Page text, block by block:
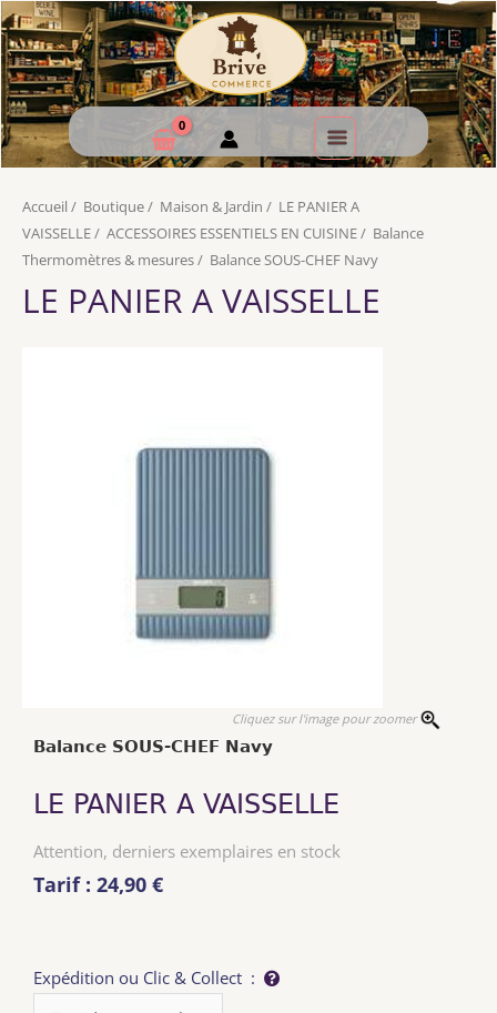
Accueil / Boutique/ Maison & Jardin / LE PANIER A
VAISSELLE/ ACCESSOIRES ESSENTIELS EN CUISINE/ Balance
Thermomètres & mesures/ Balance SOUS-CHEF Navy
LE PANIER A VAISSELLE
Cliquez sur l'image pour zoomer
Balance SOUS-CHEF Navy
LE PANIER A VAISSELLE
Attention, derniers exemplaires en stock
Tarif : 24,90 €
Expédition ou Clic & Collect :